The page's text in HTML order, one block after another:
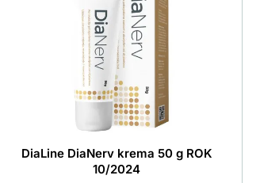
DiaLine DiaNerv krema 50 g ROK
10/2024